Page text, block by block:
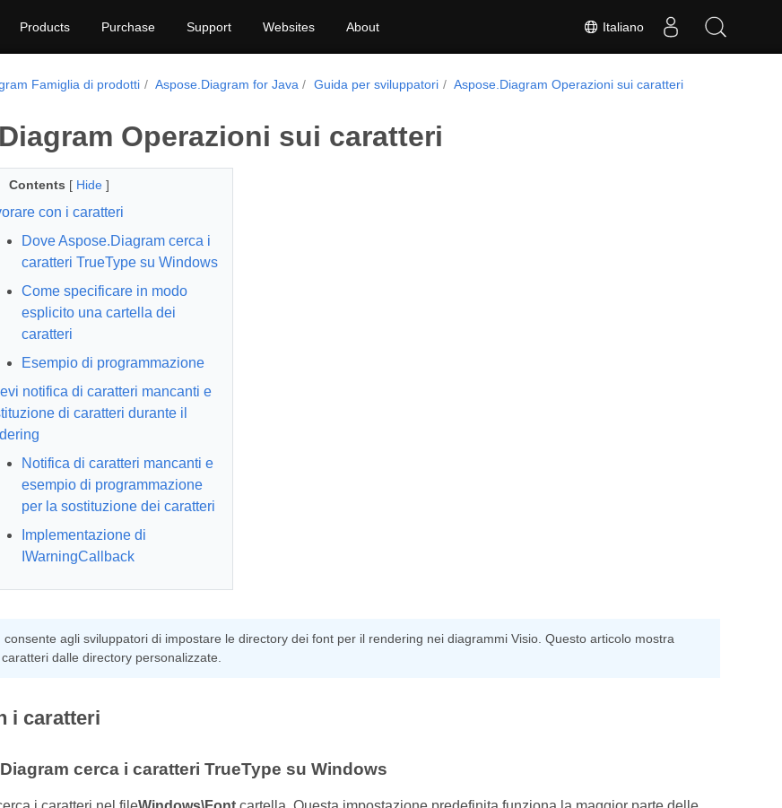
Italiano
Products Purchase Support Websites About
Famiglia di prodotti Aspose.Diagram for Java Guida per sviluppatori Aspose.Diagram Operazioni sui caratteri
Operazioni sui caratteri
Contents [ Hide ]
con i caratteri
Dove Aspose.Diagram cerca i
caratteri TrueType su Windows
Come specificare in modo
esplicito una cartella dei
caratteri
Esempio di programmazione
notifica di caratteri mancanti e
di caratteri durante il
Notifica di caratteri mancanti e
esempio di programmazione
per la sostituzione dei caratteri
Implementazione di
IWarningCallback
consente agli sviluppatori di impostare le directory dei font per il rendering nei diagrammi Visio. Questo articolo mostra
dalle directory personalizzate.
i caratteri
cerca i caratteri TrueType su Windows